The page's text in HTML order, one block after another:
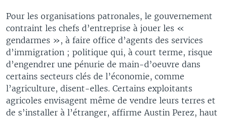
Pour les organisations patronales, le gouvernement
contraint les chefs d’entreprise à jouer les «
gendarmes », à faire office d’agents des services
d’immigration ; politique qui, à court terme, risque
d’engendrer une pénurie de main-d’oeuvre dans
certains secteurs clés de l’économie, comme
l’agriculture, disent-elles. Certains exploitants
agricoles envisagent même de vendre leurs terres et
de s’installer à l’étranger, affirme Austin Perez, haut